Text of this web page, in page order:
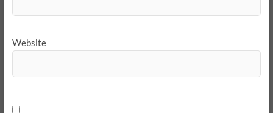
Website